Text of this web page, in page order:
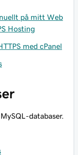
på mitt Web
Hosting
med cPanel
databaser.